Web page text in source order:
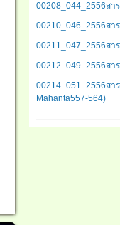
00208_044_2556สา
00210_046_2556สา
00211_047_2556สา
00212_049_2556สา
00214_051_2556สา
Mahanta557-564)